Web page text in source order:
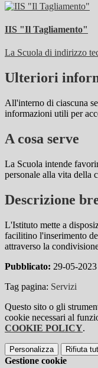
IIS "Il Tagliamento"
La Scuola di indirizzo
Ulteriori
All'interno di ciascuna
informazioni utili per
A cosa serve
La Scuola intende
personale alla vita della
Descrizione
L'Istituto mette a
facilitino l'inserimento
attraverso la
Pubblicato: 29-05-
Tag pagina: Servizi
Questo sito o gli
cookie necessari al
COOKIE POLICY.
Personalizza Rifiuta
Gestione cookie